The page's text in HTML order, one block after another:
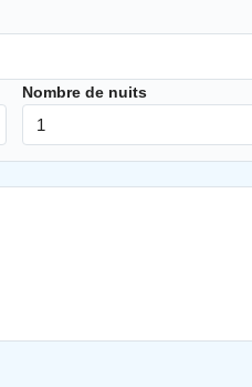
Nombre de nuits